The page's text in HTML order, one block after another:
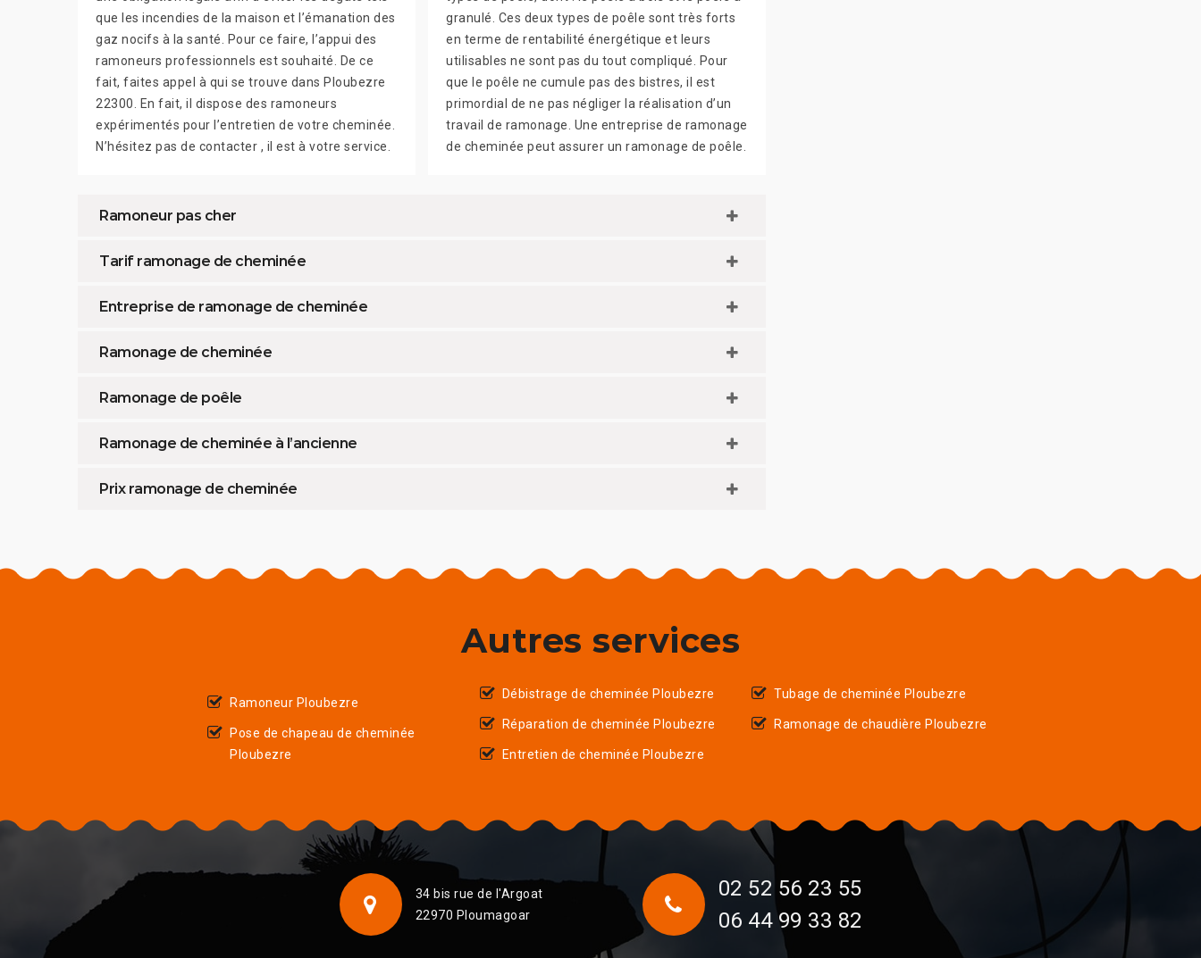
que les incendies de la maison et l’émanation des
gaz nocifs à la santé. Pour ce faire, l’appui des
ramoneurs professionnels est souhaité. De ce
fait, faites appel à qui se trouve dans Ploubezre
22300. En fait, il dispose des ramoneurs
expérimentés pour l’entretien de votre cheminée.
N’hésitez pas de contacter , il est à votre service.
granulé. Ces deux types de poêle sont très forts
en terme de rentabilité énergétique et leurs
utilisables ne sont pas du tout compliqué. Pour
que le poêle ne cumule pas des bistres, il est
primordial de ne pas négliger la réalisation d’un
travail de ramonage. Une entreprise de ramonage
de cheminée peut assurer un ramonage de poêle.
Ramoneur pas cher
Tarif ramonage de cheminée
Entreprise de ramonage de cheminée
Ramonage de cheminée
Ramonage de poêle
Ramonage de cheminée à l’ancienne
Prix ramonage de cheminée
Autres services
Ramoneur Ploubezre
Pose de chapeau de cheminée
Ploubezre
Débistrage de cheminée Ploubezre
Réparation de cheminée Ploubezre
Entretien de cheminée Ploubezre
Tubage de cheminée Ploubezre
Ramonage de chaudière Ploubezre
34 bis rue de l'Argoat
22970 Ploumagoar
02 52 56 23 55
06 44 99 33 82